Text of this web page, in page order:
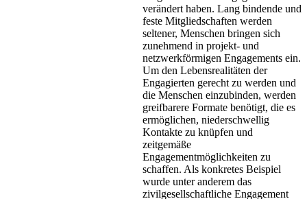
verändert haben. Lang bindende und
feste Mitgliedschaften werden
seltener, Menschen bringen sich
zunehmend in projekt- und
netzwerkförmigen Engagements ein.
Um den Lebensrealitäten der
Engagierten gerecht zu werden und
die Menschen einzubinden, werden
greifbarere Formate benötigt, die es
ermöglichen, niederschwellig
Kontakte zu knüpfen und
zeitgemäße
Engagementmöglichkeiten zu
schaffen. Als konkretes Beispiel
wurde unter anderem das
zivilgesellschaftliche Engagement